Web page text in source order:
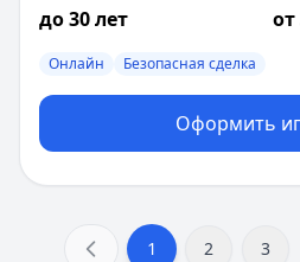
до 30 лет от
Онлайн Безопасная сделка
Оформить
1 2 3